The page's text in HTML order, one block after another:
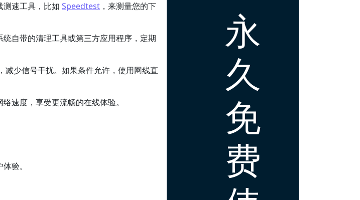
速工具，比如 Speedtest ，来测量您的下
自带的清理工具或第三方应用程序，定期
少信号干扰。如果条件允许，使用网线直
速度，享受更流畅的在线体验。
验。
永
久
免
费